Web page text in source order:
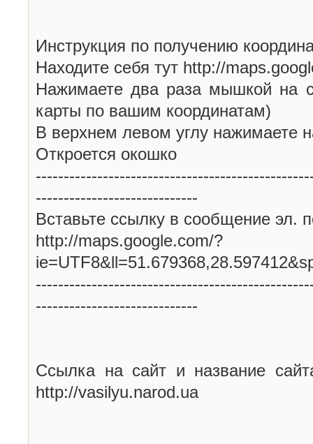
Инструкция по получению
Находите себя тут http://
Нажимаете два раза мышкой на
карты по вашим координатам)
В верхнем левом углу нажимаете
Откроется окошко
-----------------------------
Вставьте ссылку в сообщение эл.
http://maps.google.com/?
-----------------------------
Ссылка на сайт и название
http://vasilyu.narod.ua